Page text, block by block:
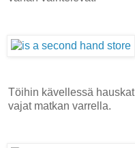
Töihin kävellessä hauskat
vajat matkan varrella.